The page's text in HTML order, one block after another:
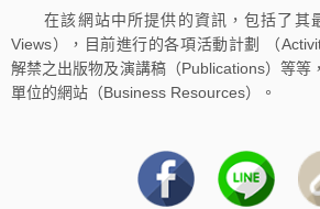
在該網站中所提供的資訊，包括了其
Views），目前進行的各項活動計劃 （
解禁之出版物及演講稿（Publications）等等
單位的網站（Business Resources）。